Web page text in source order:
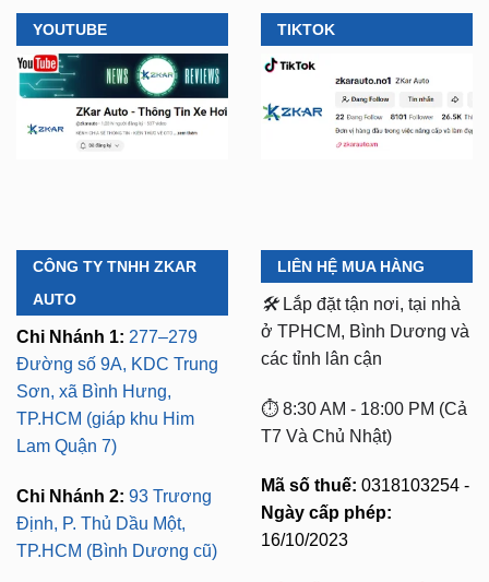
YOUTUBE TIKTOK
CÔNG TY TNHH ZKAR
AUTO
Chi Nhánh 1: 277–279
Đường số 9A, KDC Trung
Sơn, xã Bình Hưng,
TP.HCM (giáp khu Him
Lam Quận 7)
Chi Nhánh 2: 93 Trương
Định, P. Thủ Dầu Một,
TP.HCM (Bình Dương cũ)
LIÊN HỆ MUA HÀNG
🛠️ Lắp đặt tận nơi, tại nhà
ở TPHCM, Bình Dương và
các tỉnh lân cận
⏱️ 8:30 AM - 18:00 PM (Cả
T7 Và Chủ Nhật)
Mã số thuế: 0318103254 -
Ngày cấp phép:
16/10/2023